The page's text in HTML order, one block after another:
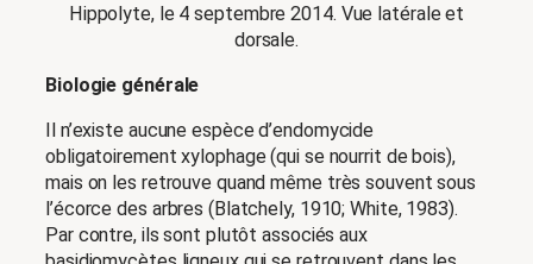
Hippolyte, le 4 septembre 2014. Vue latérale et
dorsale.
Biologie générale
Il n’existe aucune espèce d’endomycide
obligatoirement xylophage (qui se nourrit de bois),
mais on les retrouve quand même très souvent sous
l’écorce des arbres (Blatchely, 1910; White, 1983).
Par contre, ils sont plutôt associés aux